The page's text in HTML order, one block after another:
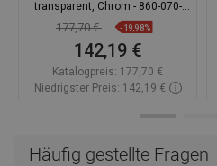
Häufig gestellte Fragen
transparent, Chrom - 860-070-
070-01-00
177,70 € -19,98%
142,19 €
Katalogpreis: 177,70 €
Niedrigster Preis: 142,19 €